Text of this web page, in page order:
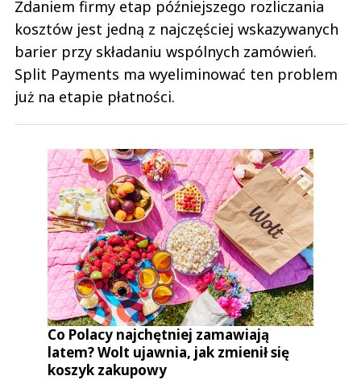
Zdaniem firmy etap późniejszego rozliczania
kosztów jest jedną z najczęściej wskazywanych
barier przy składaniu wspólnych zamówień.
Split Payments ma wyeliminować ten problem
już na etapie płatności.
Co Polacy najchętniej zamawiają
latem? Wolt ujawnia, jak zmienił się
koszyk zakupowy